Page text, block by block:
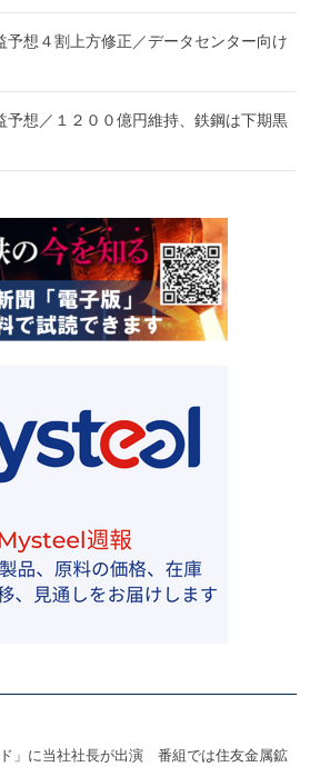
予想４割上方修正／データセンター向け
予想／１２００億円維持、鉄鋼は下期黒
」に当社社長が出演 番組では住友金属鉱